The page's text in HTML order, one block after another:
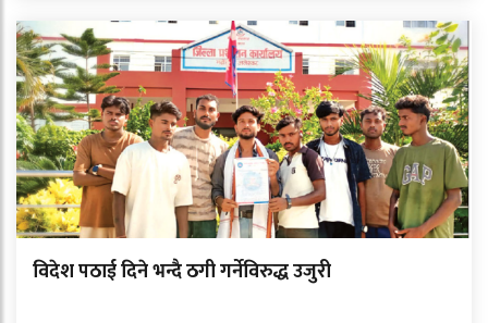
विदेश पठाई दिने भन्दै ठगी गर्नेविरुद्ध उजुरी